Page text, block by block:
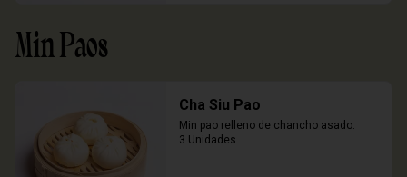
Min Paos
Cha Siu Pao
Min pao relleno de chancho asado.
3 Unidades